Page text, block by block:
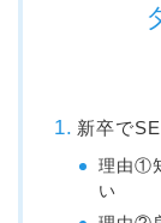
新卒で
理由①
い